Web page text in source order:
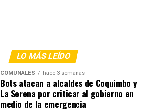
LO MÁS LEÍDO
COMUNALES hace 3 semanas
Bots atacan a alcaldes de Coquimbo y
La Serena por criticar al gobierno en
medio de la emergencia